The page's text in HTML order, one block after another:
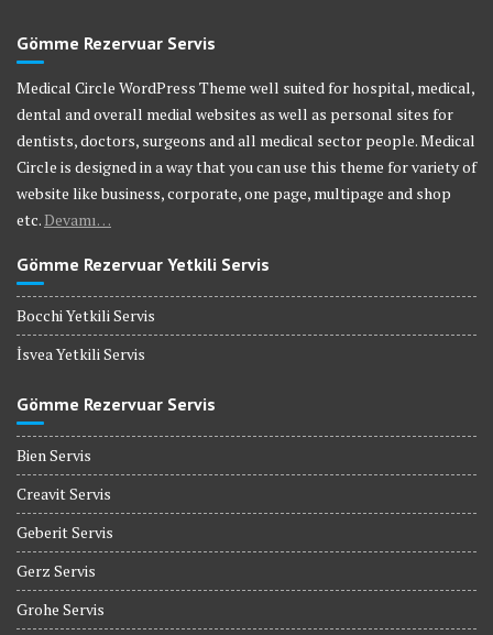
Gömme Rezervuar Servis
Medical Circle WordPress Theme well suited for hospital, medical,
dental and overall medial websites as well as personal sites for
dentists, doctors, surgeons and all medical sector people. Medical
Circle is designed in a way that you can use this theme for variety of
website like business, corporate, one page, multipage and shop
etc. Devamı…
Gömme Rezervuar Yetkili Servis
Bocchi Yetkili Servis
İsvea Yetkili Servis
Gömme Rezervuar Servis
Bien Servis
Creavit Servis
Geberit Servis
Gerz Servis
Grohe Servis